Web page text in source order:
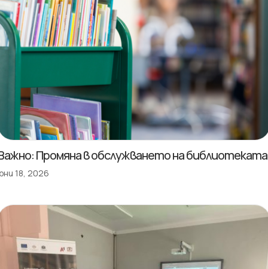
Промяна в обслужването на библиотеката
18, 2026